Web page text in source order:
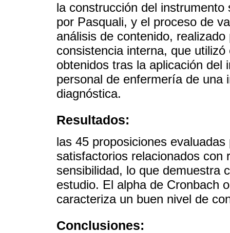
la construcción del
por Pasquali, y el proceso de
análisis de contenido,
consistencia interna, que
obtenidos tras la aplicación del
personal de enfermería de una
diagnóstica.
Resultados:
las 45 proposiciones
satisfactorios relacionados con
sensibilidad, lo que demuestra
estudio. El alpha de Cronbach
caracteriza un buen nivel de
Conclusiones: